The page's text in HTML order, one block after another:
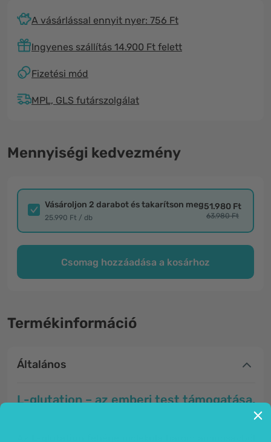
A vásárlással ennyit nyer: 756 Ft
Ingyenes szállítás 14.900 Ft felett
Fizetési mód
MPL, GLS futárszolgálat
Mennyiségi kedvezmény
Vásároljon 2 darabot és takarítson meg
25.990 Ft / db
51.980 Ft
63.980 Ft
Csomag hozzáadása a kosárhoz
Termékinformáció
Általános
L-glutation – az emberi test támogatása.